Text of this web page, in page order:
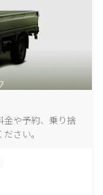
金や予約、乗り捨
さい。